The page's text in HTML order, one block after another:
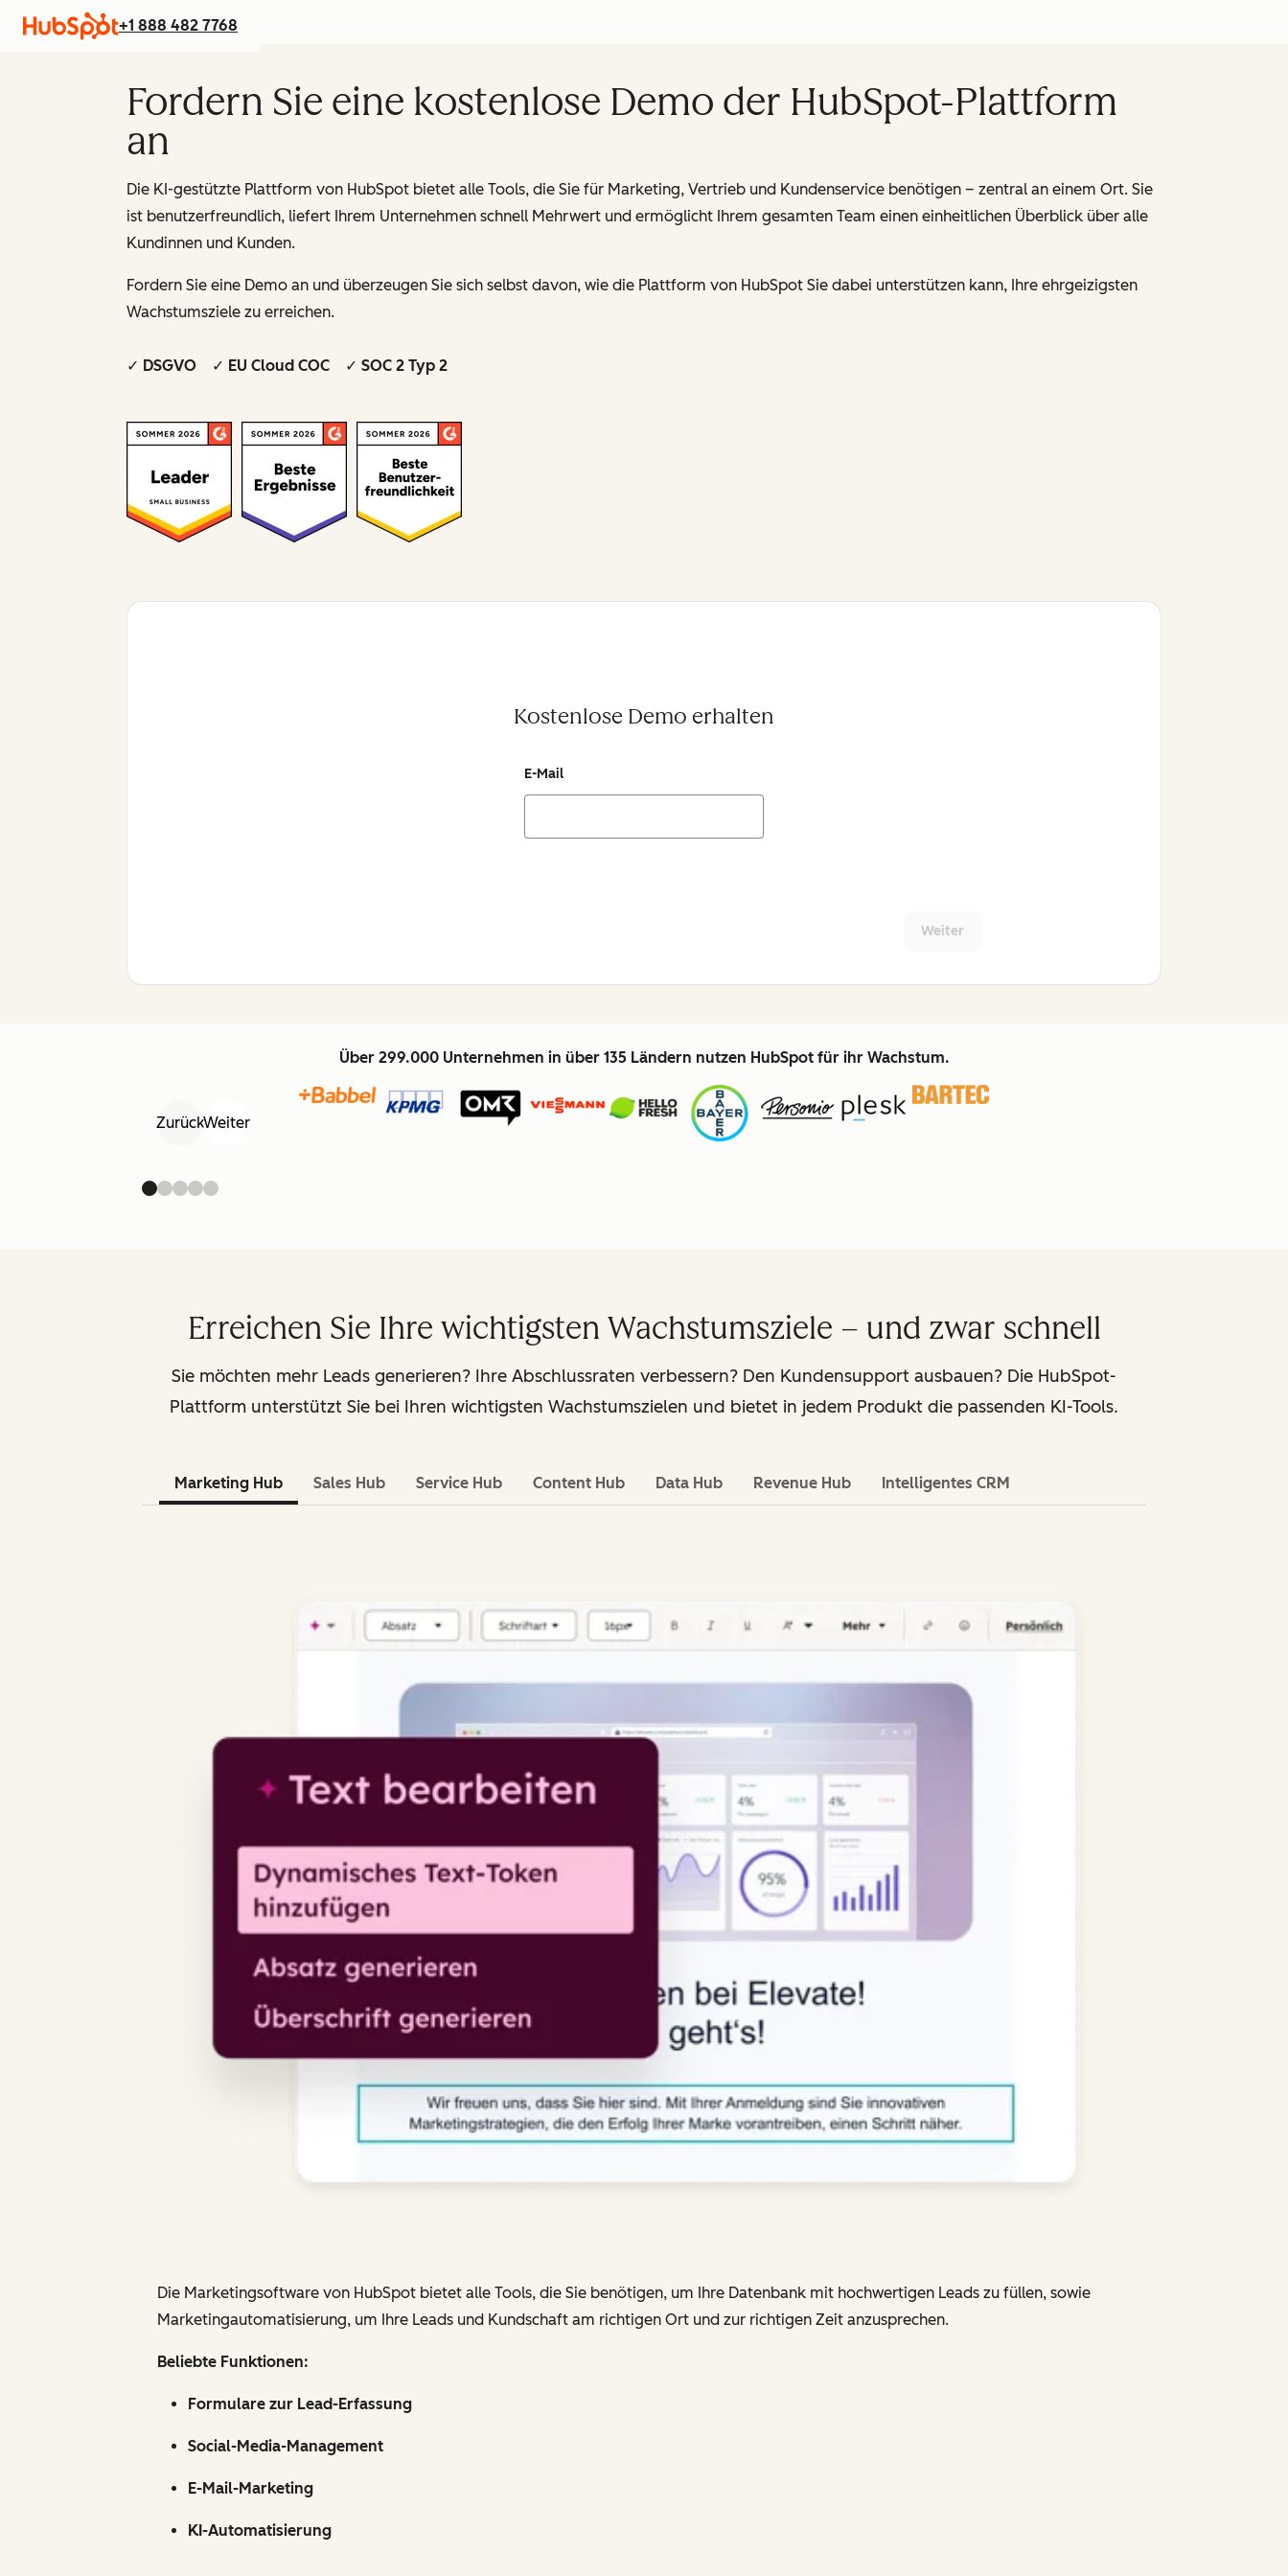
+1 888 482 7768
Fordern Sie eine kostenlose Demo der HubSpot-Plattform
an
Die KI-gestützte Plattform von HubSpot bietet alle Tools, die Sie für Marketing, Vertrieb und Kundenservice benötigen – zentral an einem Ort. Sie
ist benutzerfreundlich, liefert Ihrem Unternehmen schnell Mehrwert und ermöglicht Ihrem gesamten Team einen einheitlichen Überblick über alle
Kundinnen und Kunden.
Fordern Sie eine Demo an und überzeugen Sie sich selbst davon, wie die Plattform von HubSpot Sie dabei unterstützen kann, Ihre ehrgeizigsten
Wachstumsziele zu erreichen.
✓ DSGVO ✓ EU Cloud COC ✓ SOC 2 Typ 2
Kostenlose Demo erhalten
E-Mail
Weiter
Über 299.000 Unternehmen in über 135 Ländern nutzen HubSpot für ihr Wachstum.
ZurückWeiter
Erreichen Sie Ihre wichtigsten Wachstumsziele – und zwar schnell
Sie möchten mehr Leads generieren? Ihre Abschlussraten verbessern? Den Kundensupport ausbauen? Die HubSpot-
Plattform unterstützt Sie bei Ihren wichtigsten Wachstumszielen und bietet in jedem Produkt die passenden KI-Tools.
Marketing Hub Sales Hub Service Hub Content Hub Data Hub Revenue Hub Intelligentes CRM
Die Marketingsoftware von HubSpot bietet alle Tools, die Sie benötigen, um Ihre Datenbank mit hochwertigen Leads zu füllen, sowie
Marketingautomatisierung, um Ihre Leads und Kundschaft am richtigen Ort und zur richtigen Zeit anzusprechen.
Beliebte Funktionen:
Formulare zur Lead-Erfassung
Social-Media-Management
E-Mail-Marketing
KI-Automatisierung